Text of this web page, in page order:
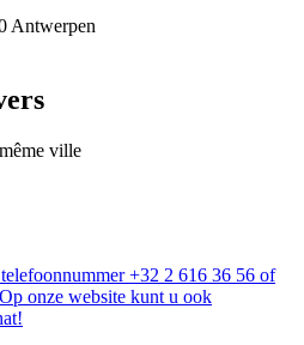
Antwerpen
ville
+32 2 616 36 56 of
onze website kunt u ook